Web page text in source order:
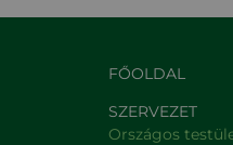
FŐOLDAL
SZERVEZET
Országos